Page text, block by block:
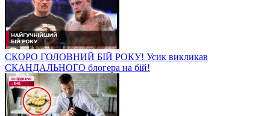
СКОРО ГОЛОВНИЙ БІЙ РОКУ! Усик викликав
СКАНДАЛЬНОГО блогера на бій!